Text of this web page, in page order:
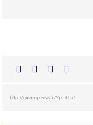
http://qalampress.ir/?p=4151